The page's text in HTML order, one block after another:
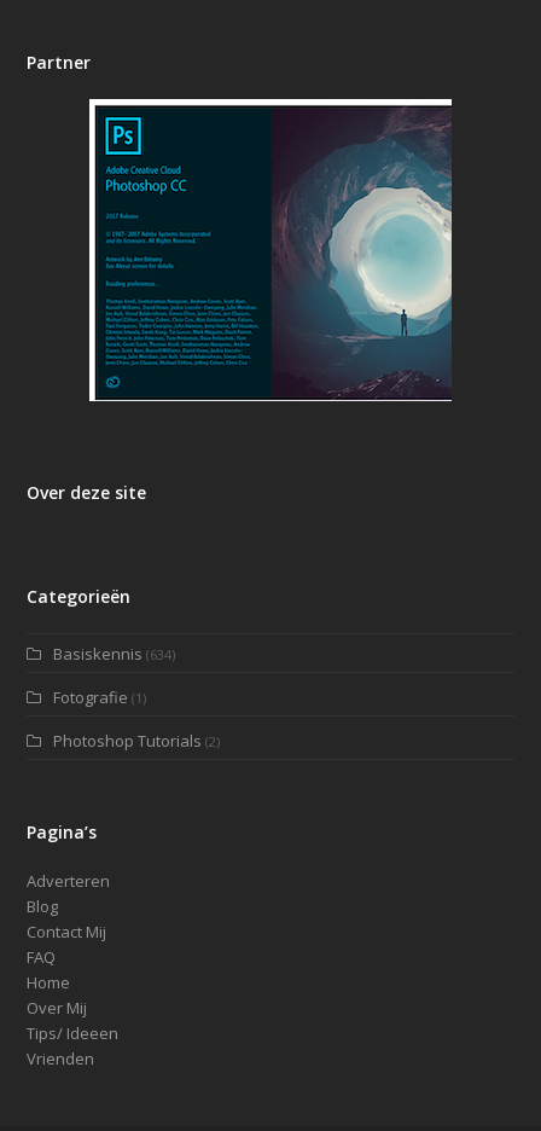
Partner
Over deze site
Categorieën
Basiskennis (634)
Fotografie (1)
Photoshop Tutorials (2)
Pagina’s
Adverteren
Blog
Contact Mij
FAQ
Home
Over Mij
Tips/ Ideeen
Vrienden